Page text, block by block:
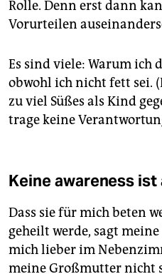
Rolle. Denn erst dann
Vorurteilen
Es sind viele: Warum ich
obwohl ich nicht fett sei.
zu viel Süßes als Kind
trage keine
Keine awareness
Dass sie für mich beten
geheilt werde, sagt
mich lieber im
meine Großmutter nicht